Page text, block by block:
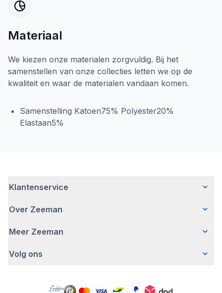
Materiaal
We kiezen onze materialen zorgvuldig. Bij het
samenstellen van onze collecties letten we op de
kwaliteit en waar de materialen vandaan komen.
Samenstelling Katoen75% Polyester20%
Elastaan5%
Klantenservice
Veelgestelde vragen
Bezorgen
Retourneren
Over Zeeman
Wie wij zijn
Hoe wij verantwoord ondernemen
Meer Zeeman
Veiligheidswaarschuwing
Volg ons